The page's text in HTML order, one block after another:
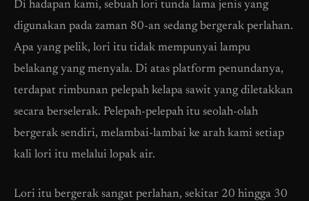
Di hadapan kami, sebuah lori tunda lama jenis yang
digunakan pada zaman 80-an sedang bergerak perlahan.
Apa yang pelik, lori itu tidak mempunyai lampu
belakang yang menyala. Di atas platform penundanya,
terdapat rimbunan pelepah kelapa sawit yang diletakkan
secara berselerak. Pelepah-pelepah itu seolah-olah
bergerak sendiri, melambai-lambai ke arah kami setiap
kali lori itu melalui lopak air.
Lori itu bergerak sangat perlahan, sekitar 20 hingga 30